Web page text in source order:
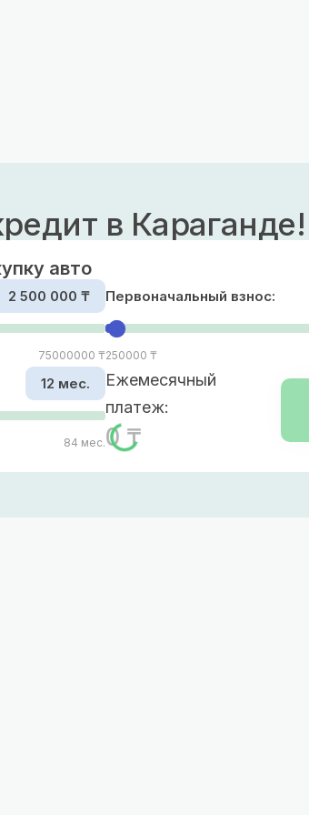
в Караганде!
авто
2 500 000 ₸
75000000 ₸
12 мес.
84 мес.
Первоначальный взнос:
250000 ₸
Ежемесячный
платеж:
0 ₸